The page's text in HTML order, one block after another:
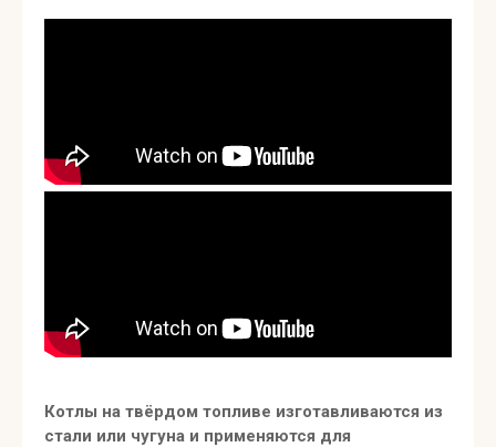
Котлы на твёрдом топливе изготавливаются из
стали или чугуна и применяются для